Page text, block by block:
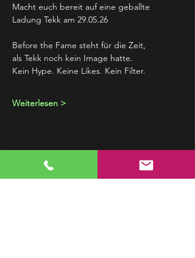
Macht euch bereit auf eine geballte
Ladung Tekk am 29.05.26
Before the Fame steht für die Zeit,
als Tekk noch kein Image hatte.
Kein Hype. Keine Likes. Kein Filter.
Weiterlesen >
Event teilen